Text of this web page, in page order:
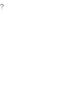
cookies
diensten